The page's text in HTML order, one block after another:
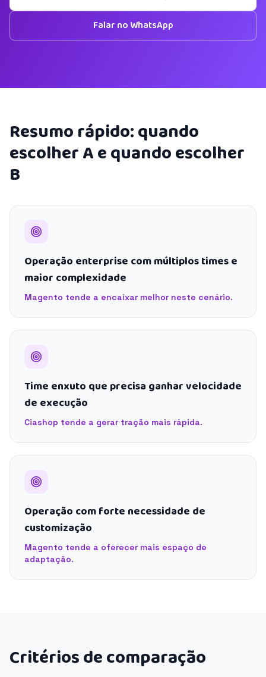
Falar no WhatsApp
Resumo rápido: quando
escolher A e quando escolher
B
Operação enterprise com múltiplos times e
maior complexidade
Magento tende a encaixar melhor neste cenário.
Time enxuto que precisa ganhar velocidade
de execução
Ciashop tende a gerar tração mais rápida.
Operação com forte necessidade de
customização
Magento tende a oferecer mais espaço de
adaptação.
Critérios de comparação